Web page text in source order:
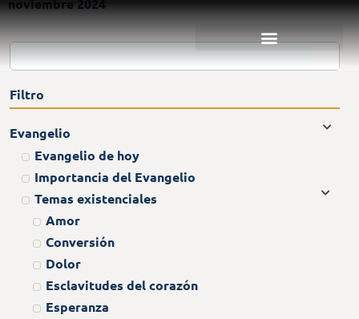
noviembre 2024
Filtro
Evangelio
Evangelio de hoy
Importancia del Evangelio
Temas existenciales
Amor
Conversión
Dolor
Esclavitudes del corazón
Esperanza